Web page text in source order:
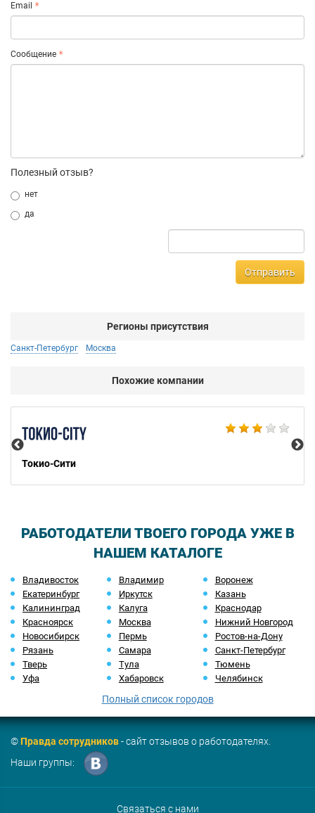
Email
Сообщение
Полезный отзыв?
нет
да
Отправить
Регионы присутствия
Санкт-Петербург Москва
Похожие компании
Токио-Сити
РАБОТОДАТЕЛИ ТВОЕГО ГОРОДА УЖЕ В
НАШЕМ КАТАЛОГЕ
Владивосток Владимир
Воронеж
Екатеринбург
Иркутск
Казань
Калининград
Калуга
Краснодар
Красноярск
Москва
Нижний Новгород
Новосибирск
Пермь
Ростов-на-Дону
Рязань
Самара
Санкт-Петербург
Тверь
Тула
Тюмень
Уфа
Хабаровск Челябинск
Полный список городов
©Правда сотрудников- сайт отзывов о работодателях.
Наши группы:
Связаться с нами